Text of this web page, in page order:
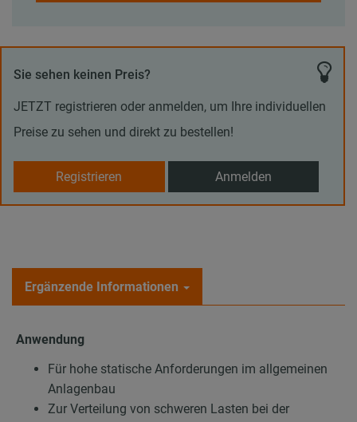
Sie sehen keinen Preis?
JETZT registrieren oder anmelden, um Ihre individuellen
Preise zu sehen und direkt zu bestellen!
Registrieren Anmelden
Ergänzende Informationen
Anwendung
Für hohe statische Anforderungen im allgemeinen
Anlagenbau
Zur Verteilung von schweren Lasten bei der